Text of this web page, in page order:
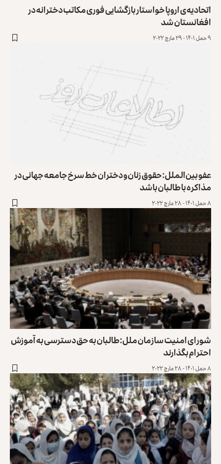
اتحادیه‌ی اروپا خواستار بازگشایی فوری مکاتب دخترانه در
افغانستان شد
۹ حمل ۱۴۰۱ - ۲۹ مارچ ۲۰۲۲
عفو بین‌الملل: حقوق زنان و دختران خط سرخ جامعه جهانی در
مذاکره با طالبان باشد
۸ حمل ۱۴۰۱ - ۲۸ مارچ ۲۰۲۲
شورای امنیت سازمان ملل: طالبان به حق دسترسی به آموزش
احترام بگذارند
۸ حمل ۱۴۰۱ - ۲۸ مارچ ۲۰۲۲